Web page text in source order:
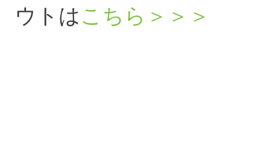
ウトはこちら＞＞＞